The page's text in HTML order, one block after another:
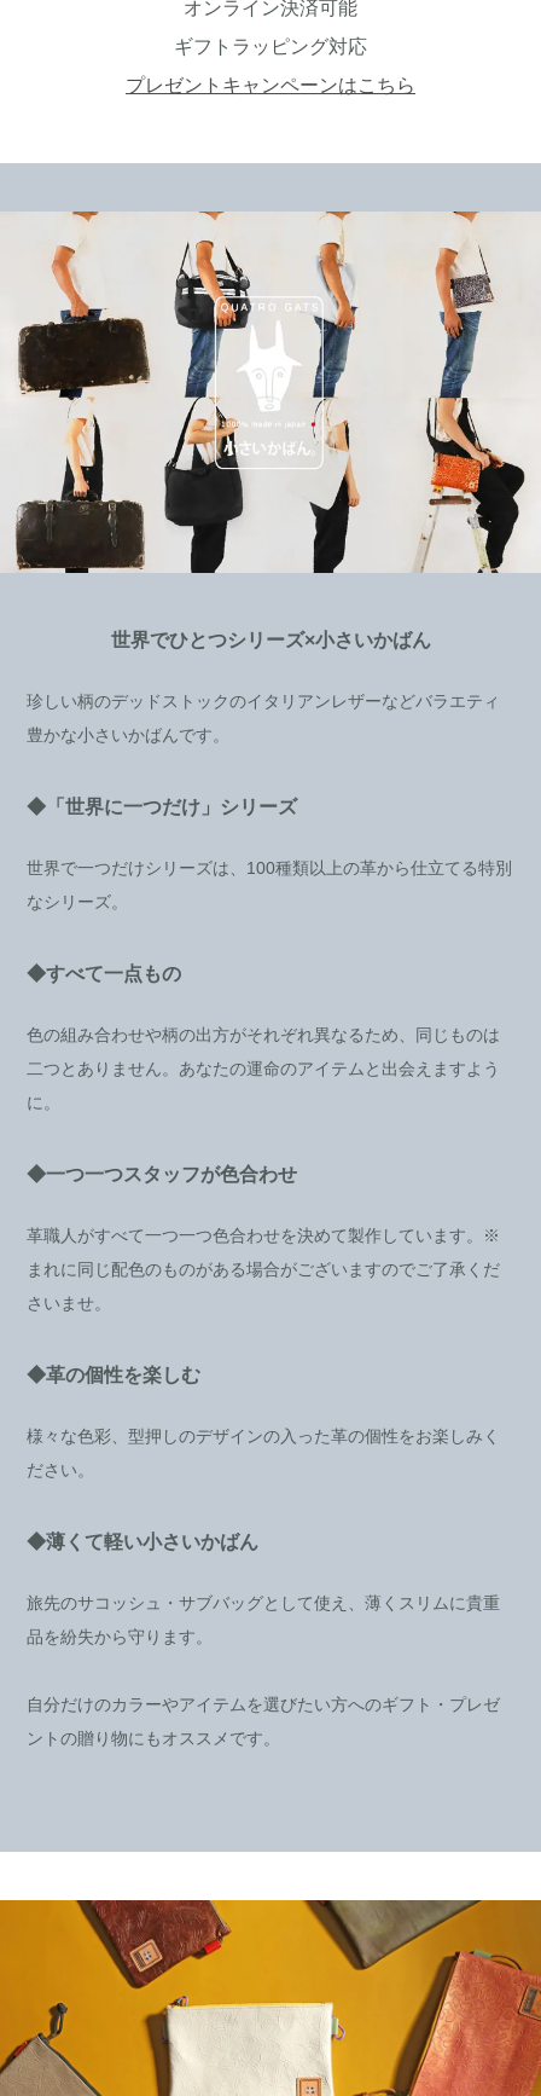
オンライン決済可能
ギフトラッピング対応
プレゼントキャンペーンはこちら
世界でひとつシリーズ×小さいかばん
珍しい柄のデッドストックのイタリアンレザーなどバラエティ
豊かな小さいかばんです。
◆「世界に一つだけ」シリーズ
世界で一つだけシリーズは、100種類以上の革から仕立てる特別
なシリーズ。
◆すべて一点もの
色の組み合わせや柄の出方がそれぞれ異なるため、同じものは
二つとありません。あなたの運命のアイテムと出会えますよう
に。
◆一つ一つスタッフが色合わせ
革職人がすべて一つ一つ色合わせを決めて製作しています。※
まれに同じ配色のものがある場合がございますのでご了承くだ
さいませ。
◆革の個性を楽しむ
様々な色彩、型押しのデザインの入った革の個性をお楽しみく
ださい。
◆薄くて軽い小さいかばん
旅先のサコッシュ・サブバッグとして使え、薄くスリムに貴重
品を紛失から守ります。
自分だけのカラーやアイテムを選びたい方へのギフト・プレゼ
ントの贈り物にもオススメです。